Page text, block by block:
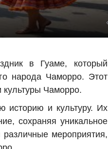
в Гуаме, который
народа Чаморро. Этот
Чаморро.
историю и культуру. Их
сохраняя уникальное
мероприятия,